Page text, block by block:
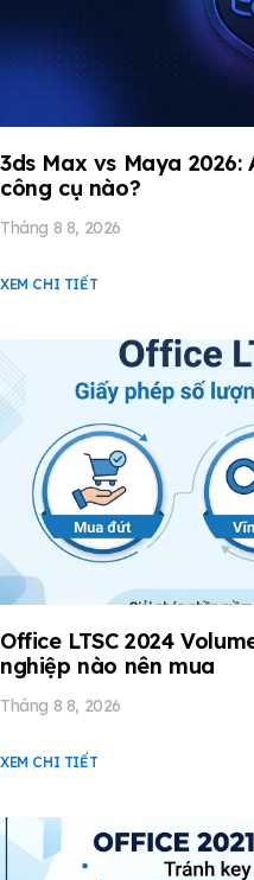
3ds Max vs Maya
công cụ nào?
Tháng 8 8, 2026
XEM CHI TIẾT
Office LTSC 2024
nghiệp nào nên mua
Tháng 8 8, 2026
XEM CHI TIẾT